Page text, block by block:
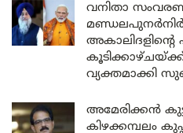
വനിതാ
കൂടിക്കാഴ്ചയ്ക്ക്
വ്യക്തമാക്കി
അമേരിക്കൻ
കിഴക്കമ്പലം